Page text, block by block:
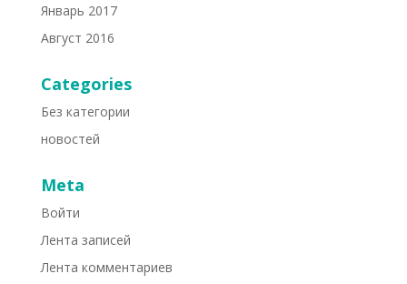
Январь 2017
Август 2016
Categories
Без категории
новостей
Meta
Войти
Лента записей
Лента комментариев